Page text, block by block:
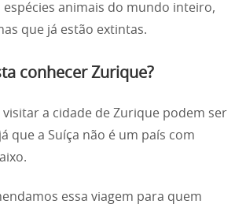
espécies animais do mundo inteiro,
que já estão extintas.
conhecer Zurique?
visitar a cidade de Zurique podem ser
que a Suíça não é um país com
essa viagem para quem